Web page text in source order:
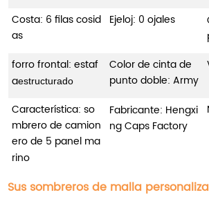
Costa: 6 filas cosid
as
Ejeloj: 0 ojales
forro frontal: estaf
aestructurado
Color de cinta de
punto doble: Army
Característica: so
mbrero de camion
ero de 5 panel ma
rino
Fabricante: Hengxi
ng Caps Factory
Sus sombreros de malla